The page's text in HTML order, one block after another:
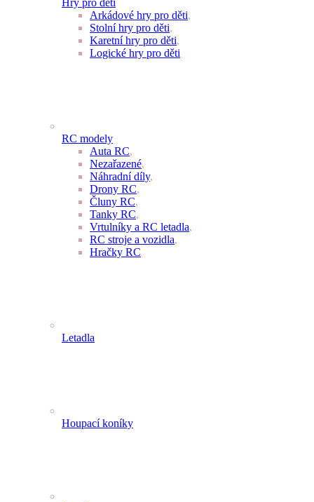
Hry pro děti
Arkádové hry pro děti,
Stolní hry pro děti,
Karetní hry pro děti,
Logické hry pro děti
RC modely
Auta RC,
Nezařazené,
Náhradní díly,
Drony RC,
Čluny RC,
Tanky RC,
Vrtulníky a RC letadla,
RC stroje a vozidla,
Hračky RC
Letadla
Houpací koníky